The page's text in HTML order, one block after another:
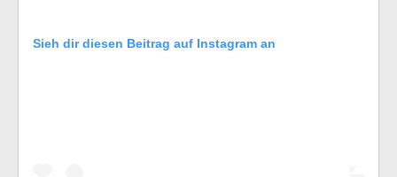
Sieh dir diesen Beitrag auf Instagram an